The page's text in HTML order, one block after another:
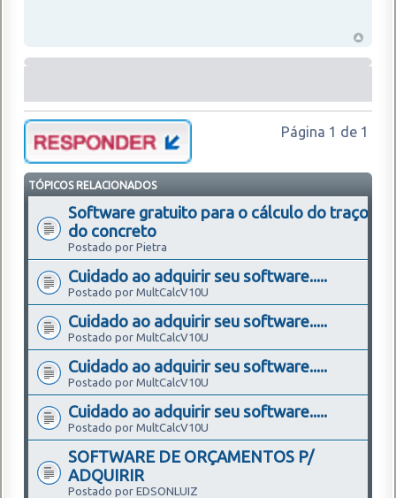
Página 1 de 1
TÓPICOS RELACIONADOS
Software gratuito para o cálculo do traço
do concreto
Postado por Pietra
Cuidado ao adquirir seu software.....
Postado por MultCalcV10U
Cuidado ao adquirir seu software.....
Postado por MultCalcV10U
Cuidado ao adquirir seu software.....
Postado por MultCalcV10U
Cuidado ao adquirir seu software.....
Postado por MultCalcV10U
SOFTWARE DE ORÇAMENTOS P/
ADQUIRIR
Postado por EDSONLUIZ